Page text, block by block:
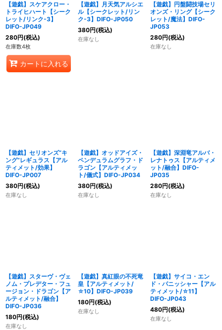
【遊戯】スケアクロー・
トライヒハート【シーク
レット/リンク-3】
DIFO-JP049
280円(税込)
在庫数4枚
カートに入れる
【遊戯】月天気アルシエ
ル【シークレット/リン
ク-3】DIFO-JP050
380円(税込)
在庫なし
【遊戯】円盤闘技場セリ
オンズ・リング【シーク
レット/魔法】DIFO-
JP053
280円(税込)
在庫なし
【遊戯】セリオンズ“キ
ング”レギュラス【アル
ティメット/効果】
DIFO-JP007
380円(税込)
在庫なし
【遊戯】オッドアイズ・
ペンデュラムグラフ・ド
ラゴン【アルティメッ
ト/儀式】DIFO-JP034
380円(税込)
在庫なし
【遊戯】深淵竜アルバ・
レナトゥス【アルティメ
ット/融合】DIFO-
JP035
280円(税込)
在庫なし
【遊戯】スターヴ・ヴェ
ノム・プレデター・フュ
ージョン・ドラゴン【ア
ルティメット/融合】
DIFO-JP036
180円(税込)
在庫なし
【遊戯】真紅眼の不死竜
皇【アルティメット/
☆10】DIFO-JP039
180円(税込)
在庫なし
【遊戯】サイコ・エン
ド・パニッシャー【アル
ティメット/☆11】
DIFO-JP043
480円(税込)
在庫なし